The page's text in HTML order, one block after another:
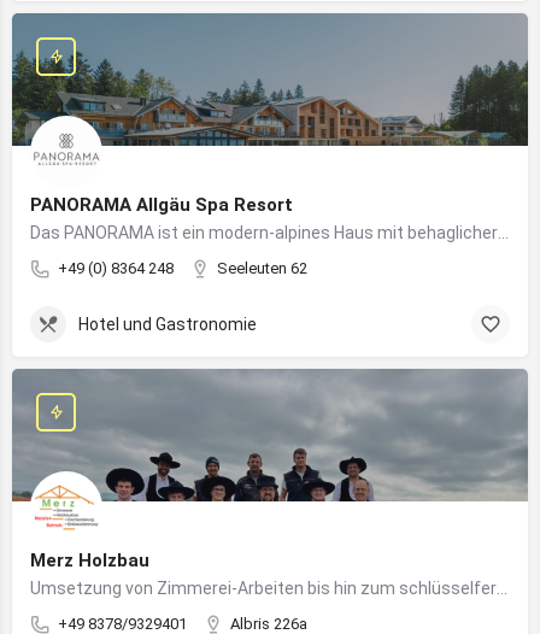
PANORAMA Allgäu Spa Resort
+49 (0) 8364 248 Seeleuten 62
Hotel und Gastronomie
Merz Holzbau
+49 8378/9329401 Albris 226a